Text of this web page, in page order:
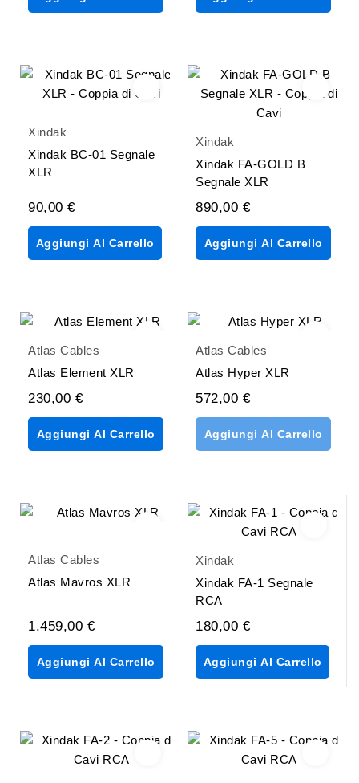
Xindak
Xindak BC-01 Segnale
XLR
90,00 €
Aggiungi Al Carrello
Xindak
Xindak FA-GOLD B
Segnale XLR
890,00 €
Aggiungi Al Carrello
Atlas Cables
Atlas Element XLR
230,00 €
Aggiungi Al Carrello
Atlas Cables
Atlas Hyper XLR
572,00 €
Aggiungi Al Carrello
Atlas Cables
Atlas Mavros XLR
1.459,00 €
Aggiungi Al Carrello
Xindak
Xindak FA-1 Segnale
RCA
180,00 €
Aggiungi Al Carrello